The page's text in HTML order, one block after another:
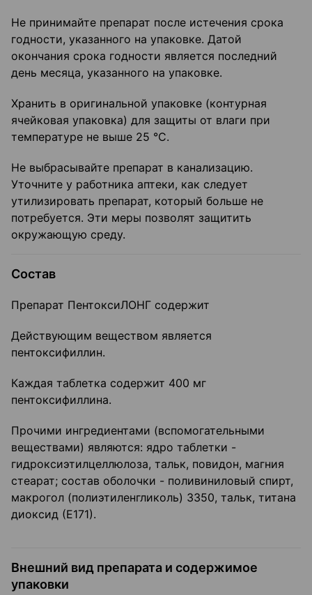
Не принимайте препарат после истечения срока
годности, указанного на упаковке. Датой
окончания срока годности является последний
день месяца, указанного на упаковке.
Хранить в оригинальной упаковке (контурная
ячейковая упаковка) для защиты от влаги при
температуре не выше 25 °С.
Не выбрасывайте препарат в канализацию.
Уточните у работника аптеки, как следует
утилизировать препарат, который больше не
потребуется. Эти меры позволят защитить
окружающую среду.
Состав
Препарат ПентоксиЛОНГ содержит
Действующим веществом является
пентоксифиллин.
Каждая таблетка содержит 400 мг
пентоксифиллина.
Прочими ингредиентами (вспомогательными
веществами) являются: ядро таблетки -
гидроксиэтилцеллюлоза, тальк, повидон, магния
стеарат; состав оболочки - поливиниловый спирт,
макрогол (полиэтиленгликоль) 3350, тальк, титана
диоксид (Е171).
Внешний вид препарата и содержимое
упаковки